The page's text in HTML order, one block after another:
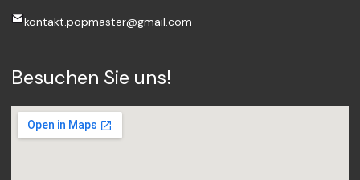
kontakt.popmaster@gmail.com
Besuchen Sie uns!